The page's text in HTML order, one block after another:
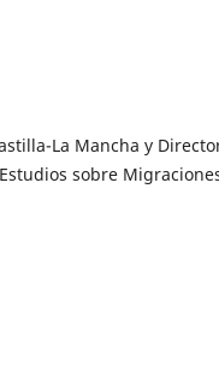
La Mancha y
sobre